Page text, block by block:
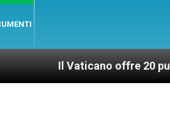
offre 20 punti per un